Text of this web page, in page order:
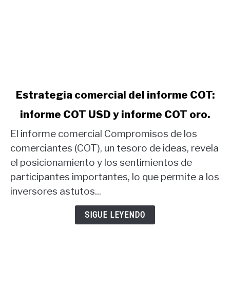
link
Estrategia
comercial
del
informe
COT:
informe
COT
Estrategia comercial del informe COT:
informe COT USD y informe COT oro.
El informe comercial Compromisos de los
comerciantes (COT), un tesoro de ideas, revela
el posicionamiento y los sentimientos de
participantes importantes, lo que permite a los
inversores astutos...
SIGUE LEYENDO